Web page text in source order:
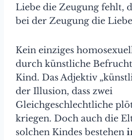
Liebe die Zeugung fehlt,
bei der Zeugung die
Kein einziges
durch künstliche
Kind. Das Adjektiv
der Illusion, dass zwei
Gleichgeschlechtliche
kriegen. Doch auch die
solchen Kindes bestehen